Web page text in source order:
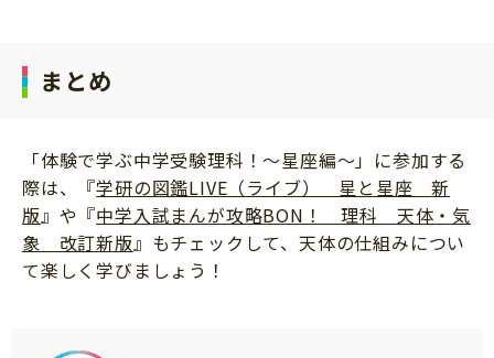
まとめ
「体験で学ぶ中学受験理科！～星座編～」に参加する
際は、『学研の図鑑LIVE（ライブ） 星と星座 新
版』や『中学入試まんが攻略BON！ 理科 天体・気
象 改訂新版』もチェックして、天体の仕組みについ
て楽しく学びましょう！